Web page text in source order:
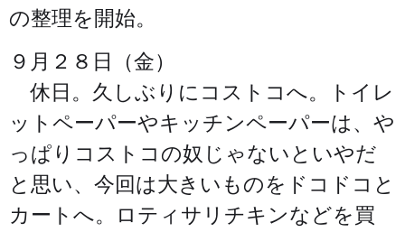
の整理を開始。
９月２８日（金）
休日。久しぶりにコストコへ。トイレ
ットペーパーやキッチンペーパーは、や
っぱりコストコの奴じゃないといやだ
と思い、今回は大きいものをドコドコと
カートへ。ロティサリチキンなどを買